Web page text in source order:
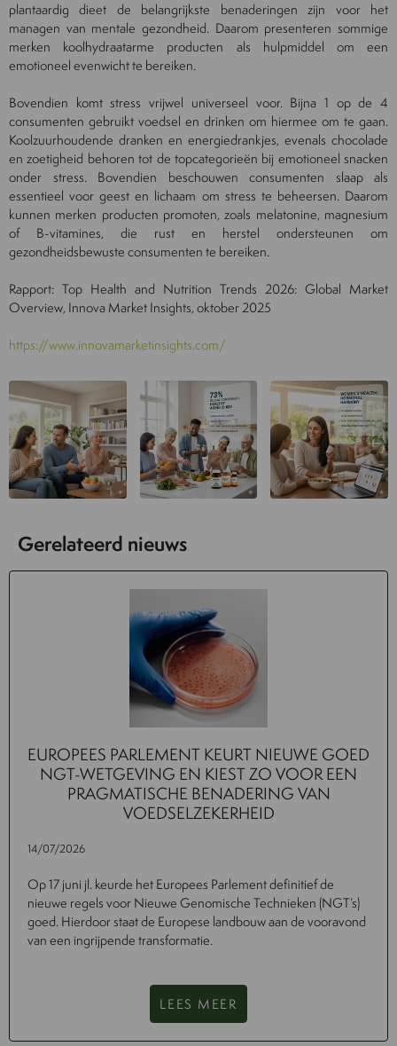
plantaardig dieet de belangrijkste benaderingen zijn voor het
managen van mentale gezondheid. Daarom presenteren sommige
merken koolhydraatarme producten als hulpmiddel om een
emotioneel evenwicht te bereiken.
Bovendien komt stress vrijwel universeel voor. Bijna 1 op de 4
consumenten gebruikt voedsel en drinken om hiermee om te gaan.
Koolzuurhoudende dranken en energiedrankjes, evenals chocolade
en zoetigheid behoren tot de topcategorieën bij emotioneel snacken
onder stress. Bovendien beschouwen consumenten slaap als
essentieel voor geest en lichaam om stress te beheersen. Daarom
kunnen merken producten promoten, zoals melatonine, magnesium
of B-vitamines, die rust en herstel ondersteunen om
gezondheidsbewuste consumenten te bereiken.
Rapport: Top Health and Nutrition Trends 2026: Global Market
Overview, Innova Market Insights, oktober 2025
https://www.innovamarketinsights.com/
Gerelateerd nieuws
EUROPEES PARLEMENT KEURT NIEUWE GOED
NGT-WETGEVING EN KIEST ZO VOOR EEN
PRAGMATISCHE BENADERING VAN
VOEDSELZEKERHEID
14/07/2026
Op 17 juni jl. keurde het Europees Parlement definitief de
nieuwe regels voor Nieuwe Genomische Technieken (NGT’s)
goed. Hierdoor staat de Europese landbouw aan de vooravond
van een ingrijpende transformatie.
LEES MEER